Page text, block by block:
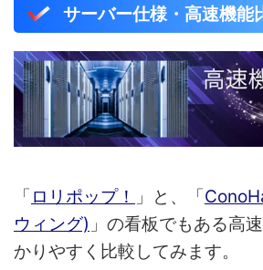
サーバー仕様・高速機能
「 ロリポップ！ 」と、「
ウィング) 」の看板でもある高
かりやすく比較してみます。